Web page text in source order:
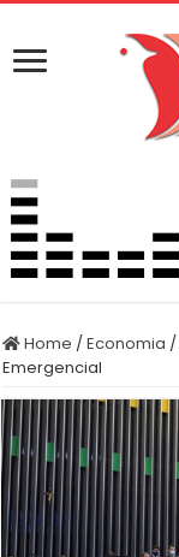
Home /Economia /
Emergencial